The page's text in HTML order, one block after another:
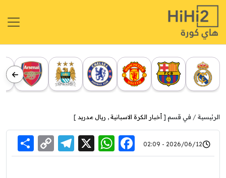
الرئيسية في قسم [ أخبار الكرة الاسبانية , ريال مدريد ]
2026/06/12 - 02:09
Facebook
WhatsApp
X
Link